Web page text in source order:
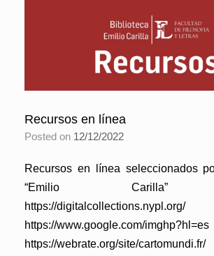
Recursos en línea
Posted on 12/12/2022
Recursos en línea seleccionados
“Emilio Carilla”
https://digitalcollections.nypl.org/
https://www.google.com/imghp?hl=es
https://webrate.org/site/cartomundi.fr/